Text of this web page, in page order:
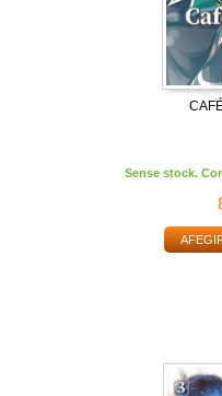
Sense stock.